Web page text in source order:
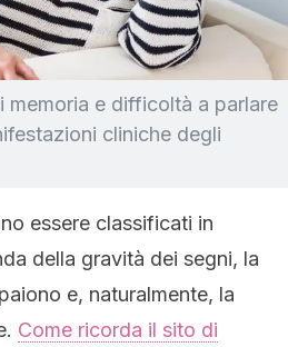
memoria e difficoltà a parlare
cliniche degli
essere classificati in
della gravità dei segni, la
e, naturalmente, la
Come ricorda il sito di